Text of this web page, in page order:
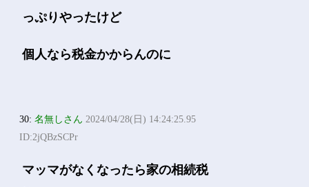
っぷりやったけど
個人なら税金かからんのに
30:名無しさん 2024/04/28(日) 14:24:25.95
ID:2jQBzSCPr
マッマがなくなったら家の相続税